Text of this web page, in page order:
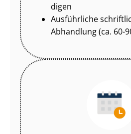
di­gen
Ausführliche
Abhandlung (ca. 60-